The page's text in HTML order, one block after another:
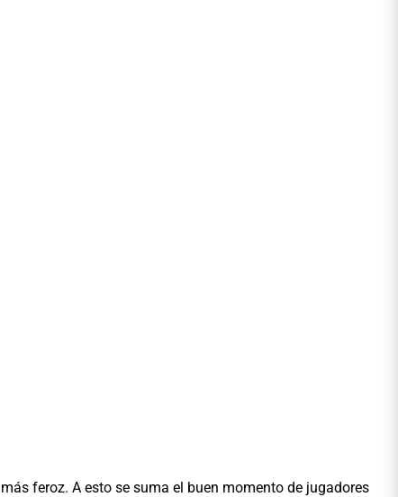
feroz. A esto se suma el buen momento de jugadores